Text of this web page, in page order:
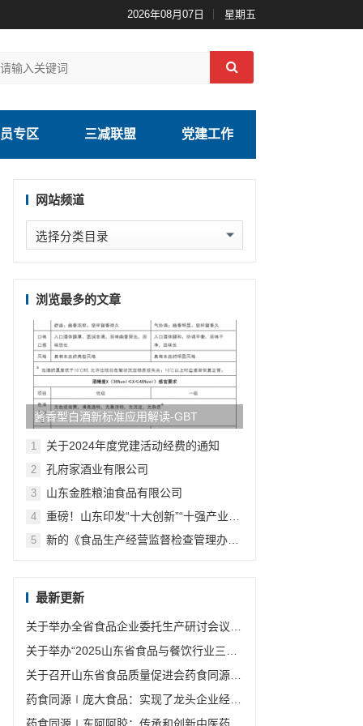
2026年08月07日 星期五
专区 三减联盟 党建工作
网站频道
网
站
道
浏览最多的文章
酱香型白酒新标准应用解读-GBT
10781.4-2024《白酒质量要求 第4部
分：酱香型白酒》主要变化浅析
1 关于2024年度党建活动经费的通知
2 孔府家酒业有限公司
3 山东金胜粮油食品有限公司
4
重磅！山东印发“十大创新”“十强产业”
“十大扩需求”2022年行动计划
5
新的《食品生产经营监督检查管理办
最新更新
关于举办全省食品企业委托生产研讨会议的
通知
关于举办“2025山东省食品与餐饮行业三减
联盟年会暨标准培训班”的通知
关于召开山东省食品质量促进会药食同源分
会和食品安全分会第一次会员大会暨一届一
次理事会议的通知
药食同源∣庞大食品：实现了龙头企业经济
发展的农业产业链